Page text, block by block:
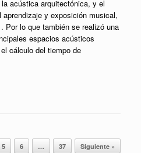
acústica arquitectónica, y el
y exposición musical,
Por lo que también se realizó una
espacios acústicos
cálculo del tiempo de
5 6 … 37 Siguiente »